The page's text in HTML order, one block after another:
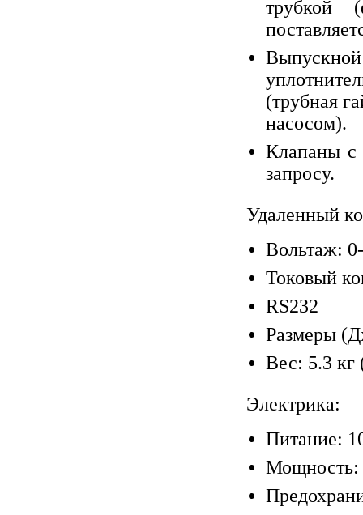
трубкой
(трубная
насосом).
Клапаны с
запросу.
Удаленный
Вольтаж:
Токовый
RS232
Размеры
Вес: 5.3 кг
Электрика:
Питание:
Мощность: